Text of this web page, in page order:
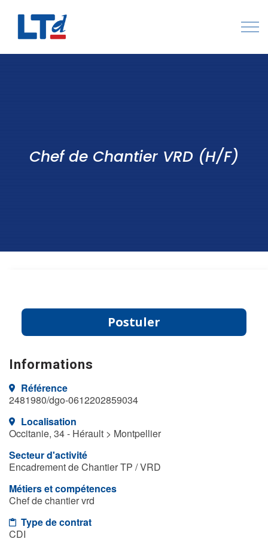
Contactez-nous
Chef de Chantier VRD (H/F)
Postuler
Informations
Référence
2481980/dgo-0612202859034
Localisation
Occitanie, 34 - Hérault > Montpellier
Secteur d'activité
Encadrement de Chantier TP / VRD
Métiers et compétences
Chef de chantier vrd
Type de contrat
CDI